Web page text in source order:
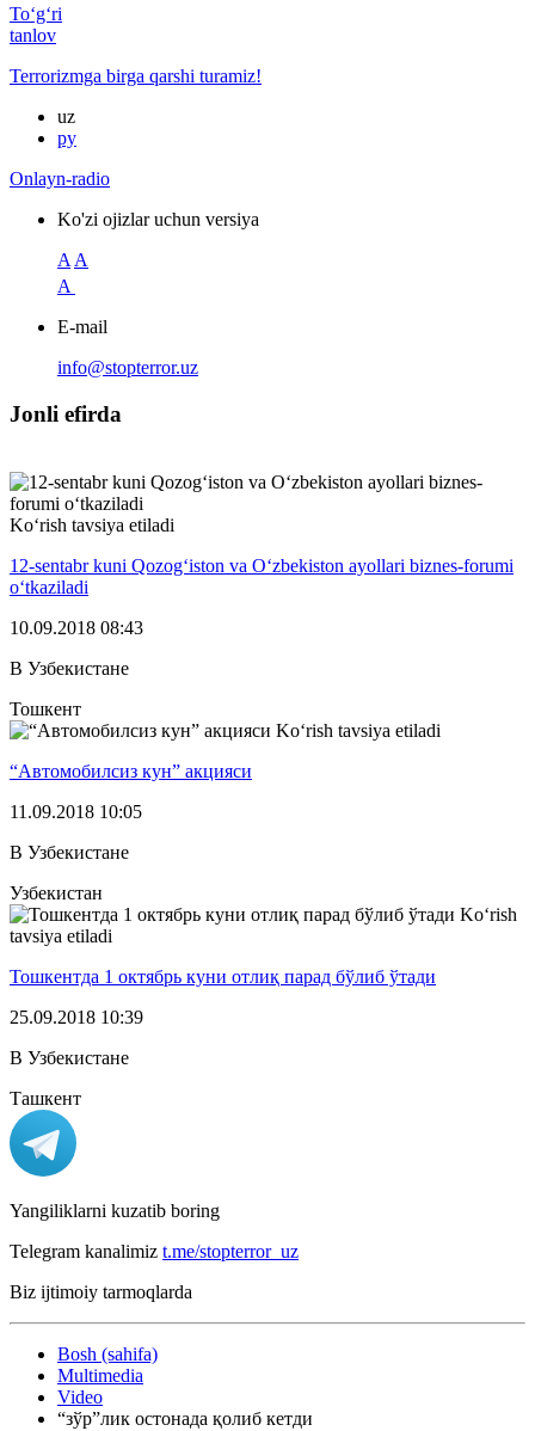
To‘g‘ri
tanlov
Terrorizmga birga qarshi turamiz!
uz
ру
Onlayn-radio
Ko'zi ojizlar uchun versiya
A A
A
E-mail
info@stopterror.uz
Jonli efirda
Ko‘rish tavsiya etiladi
12-sentabr kuni Qozog‘iston va O‘zbekiston ayollari biznes-forumi
o‘tkaziladi
10.09.2018 08:43
В Узбекистане
Тошкент
Ko‘rish tavsiya etiladi
“Автомобилсиз кун” акцияси
11.09.2018 10:05
В Узбекистане
Узбекистан
Ko‘rish
tavsiya etiladi
Тошкентда 1 октябрь куни отлиқ парад бўлиб ўтади
25.09.2018 10:39
В Узбекистане
Ташкент
Yangiliklarni kuzatib boring
Telegram kanalimiz t.me/stopterror_uz
Biz ijtimoiy tarmoqlarda
Bosh (sahifa)
Multimedia
Video
“зўр”лик остонада қолиб кетди